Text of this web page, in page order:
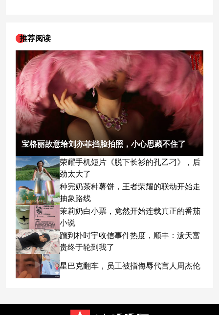
推荐阅读
宝格丽故意给刘亦菲挡脸拍照，小心思藏不住了
荣耀手机短片《脱下长衫的孔乙刁》，后
劲太大了
种完奶茶种薯饼，王者荣耀的联动开始走
抽象路线
茉莉奶白小票，竟然开始连载真正的番茄
小说
蹭到朴时宇收信事件热度，顺丰：泼天富
贵终于轮到我了
星巴克翻车，员工被指侮辱代言人周杰伦